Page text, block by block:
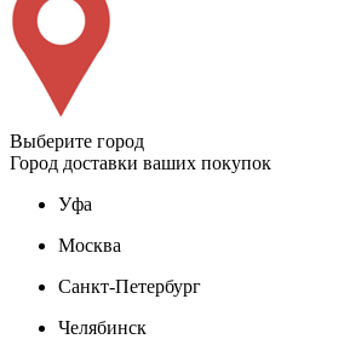
Выберите город
Город доставки ваших покупок
Уфа
Москва
Санкт-Петербург
Челябинск